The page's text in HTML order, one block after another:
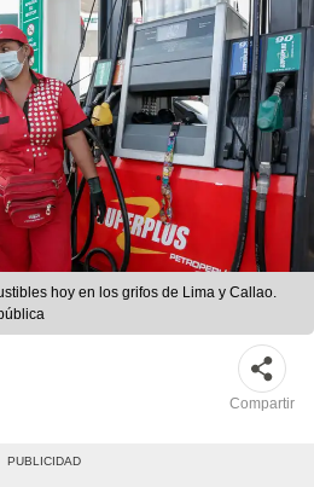
hoy en los grifos de Lima y Callao.
Compartir